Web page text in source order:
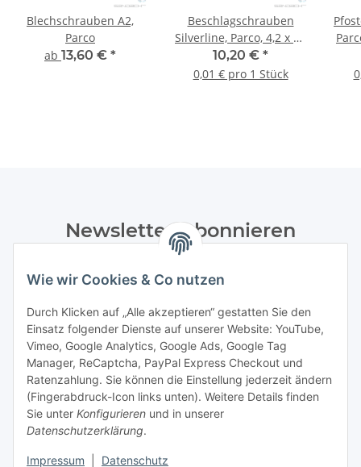
Wie wir Cookies & Co nutzen
Durch Klicken auf „Alle akzeptieren“ gestatten Sie den
Einsatz folgender Dienste auf unserer Website: YouTube,
Vimeo, Google Analytics, Google Ads, Google Tag
Manager, ReCaptcha, PayPal Express Checkout und
Ratenzahlung. Sie können die Einstellung jederzeit ändern
(Fingerabdruck-Icon links unten). Weitere Details finden
Sie unter Konfigurieren und in unserer
Datenschutzerklärung.
Impressum Datenschutz
Blechschrauben A2,
Parco
ab 13,60 € *
Beschlagschrauben
Silverline, Parco, 4,2 x 40
mm - 1.000 Stk.
10,20 € *
0,01 € pro 1 Stück
Newsletter Abonnieren
Datenschutzerklärungregelmäßig und jederzeit widerruflich
Abonnieren
Informationen
Gesetzliche Informationen